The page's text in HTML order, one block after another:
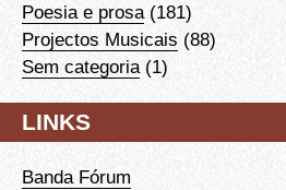
Poesia e prosa(181)
Projectos Musicais (88)
Sem categoria(1)
LINKS
Banda Fórum